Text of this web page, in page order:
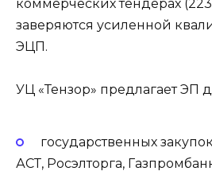
коммерческих тендерах
заверяются усиленной
ЭЦП.
УЦ «Тензор» предлагает ЭП
государственных
АСТ, Росэлторга,